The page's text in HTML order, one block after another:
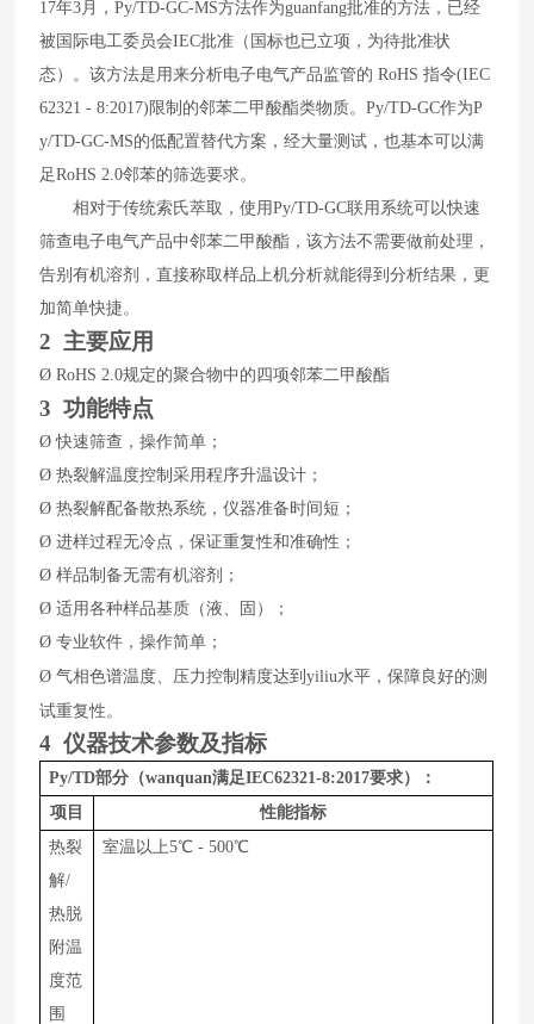
17年3 月，Py/TD-GC-MS方法作为guanfang批准的方法，已经
被国际电工委员会IEC批准（国标也已立项，为待批准状
态）。该方法是用来分析电子电气产品监管的RoHS指令(IEC
62321 - 8:2017) 限制的邻苯二甲酸酯类物质。Py/TD-GC作为P
y/TD-GC-MS的低配置替代方案，经大量测试，也基本可以满
足RoHS 2.0邻苯的筛选要求。
相对于传统索氏萃取，使用Py/TD-GC联用系统可以快速
筛查电子电气产品中邻苯二甲酸酯，该方法不需要做前处理，
告别有机溶剂，直接称取样品上机分析就能得到分析结果，更
加简单快捷。
2 主要应用
ØRoHS 2.0规定的聚合物中的四项邻苯二甲酸酯
3功能特点
Ø快速筛查，操作简单；
Ø热裂解温度控制采用程序升温设计；
Ø热裂解配备散热系统，仪器准备时间短；
Ø进样过程无冷点，保证重复性和准确性；
Ø样品制备无需有机溶剂；
Ø适用各种样品基质（液、固）；
Ø专业软件，操作简单；
Ø气相色谱温度、压力控制精度达到yiliu水平，保障良好的测
试重复性。
4仪器技术参数及指标
Py/TD部分（wanquan满足IEC62321-8:2017要求）：
项目
性能指标
热裂
解/
热脱
附温
度范
围
室温以上5℃ - 500℃